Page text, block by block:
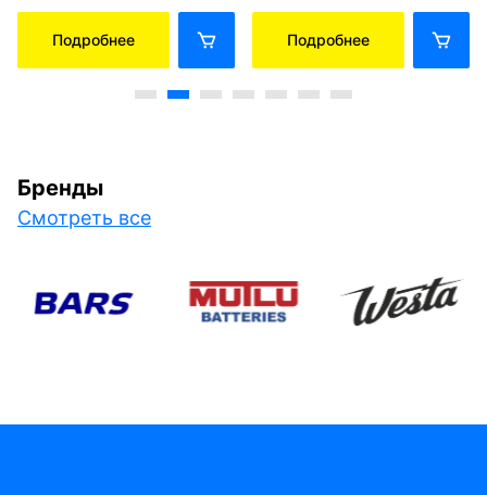
Подробнее Подробнее
Бренды
Смотреть все